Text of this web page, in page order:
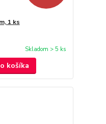
1 ks
Skladom > 5 ks
košíka